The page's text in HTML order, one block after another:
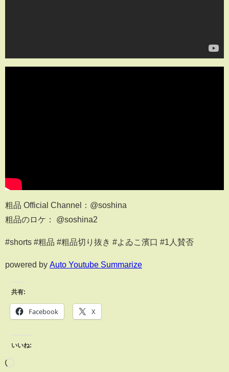
粗品 Official Channel：@soshina
粗品のロケ： @soshina2
#shorts #粗品 #粗品切り抜き #よゐこ濱口 #1人賛否
powered by Auto Youtube Summarize
共有:
Facebook X
いいね: